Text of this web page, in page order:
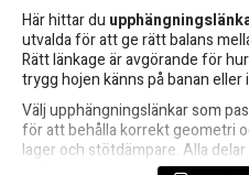
Här hittar du
utvalda för att ge rätt balans
Rätt länkage är avgörande för
trygg hojen känns på banan eller
Välj upphängningslänkar som
för att behålla korrekt geometri
lager och stötdämpare. Alla
tuff användning inom